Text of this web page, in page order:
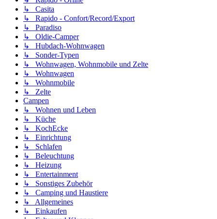
↳ Casita
↳ Rapido - Confort/Record/Export
↳ Paradiso
↳ Oldie-Camper
↳ Hubdach-Wohnwagen
↳ Sonder-Typen
↳ Wohnwagen, Wohnmobile und Zelte
↳ Wohnwagen
↳ Wohnmobile
↳ Zelte
Campen
↳ Wohnen und Leben
↳ Küche
↳ KochEcke
↳ Einrichtung
↳ Schlafen
↳ Beleuchtung
↳ Heizung
↳ Entertainment
↳ Sonstiges Zubehör
↳ Camping und Haustiere
↳ Allgemeines
↳ Einkaufen